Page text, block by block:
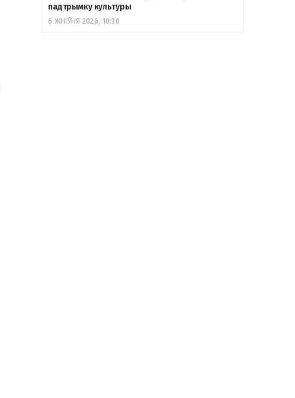
падтрымку культуры
6 ЖНІЎНЯ 2026, 10:30